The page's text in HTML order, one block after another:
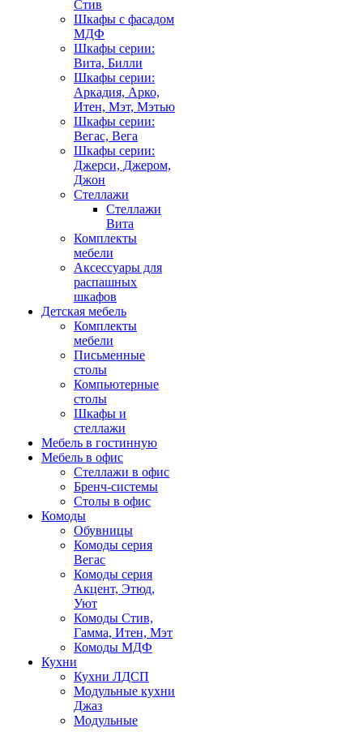
Стив
Шкафы с фасадом
МДФ
Шкафы серии:
Вита, Билли
Шкафы серии:
Аркадия, Арко,
Итен, Мэт, Мэтью
Шкафы серии:
Вегас, Вега
Шкафы серии:
Джерси, Джером,
Джон
Стеллажи
Стеллажи
Вита
Комплекты
мебели
Аксессуары для
распашных
шкафов
Детская мебель
Комплекты
мебели
Письменные
столы
Компьютерные
столы
Шкафы и
стеллажи
Мебель в гостинную
Мебель в офис
Стеллажи в офис
Бренч-системы
Столы в офис
Комоды
Обувницы
Комоды серия
Вегас
Комоды серия
Акцент, Этюд,
Уют
Комоды Стив,
Гамма, Итен, Мэт
Комоды МДФ
Кухни
Кухни ЛДСП
Модульные кухни
Джаз
Модульные